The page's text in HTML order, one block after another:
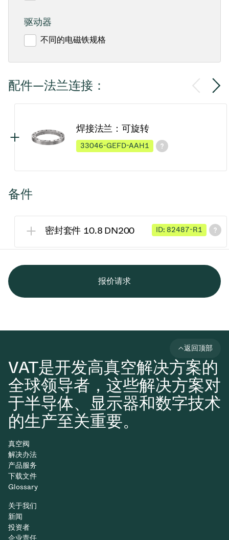
驱动器
不同的电磁铁规格
配件—法兰连接：
焊接法兰：可旋转
33046-GEFD-AAH1
备件
密封套件 10.8 DN200 ID: 82487-R1
报价请求
VAT是开发高真空解决方案的
全球领导者，这些解决方案对
于半导体、显示器和数字技术
的生产至关重要。
返回顶部
真空阀
解决办法
产品服务
下载文件
Glossary
关于我们
新闻
投资者
企业责任